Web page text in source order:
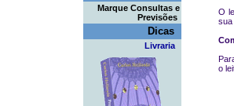
Marque Consultas e
Previsões
Dicas
Livraria
O
sua
o